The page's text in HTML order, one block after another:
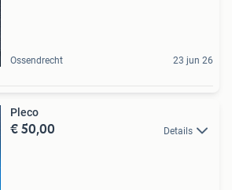
Ossendrecht 23 jun 26
Pleco
€ 50,00 Details